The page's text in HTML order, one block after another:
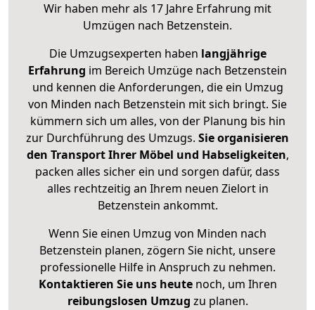
Wir haben mehr als 17 Jahre Erfahrung mit
Umzügen nach Betzenstein.
Die Umzugsexperten haben langjährige
Erfahrung im Bereich Umzüge nach Betzenstein
und kennen die Anforderungen, die ein Umzug
von Minden nach Betzenstein mit sich bringt. Sie
kümmern sich um alles, von der Planung bis hin
zur Durchführung des Umzugs. Sie organisieren
den Transport Ihrer Möbel und Habseligkeiten,
packen alles sicher ein und sorgen dafür, dass
alles rechtzeitig an Ihrem neuen Zielort in
Betzenstein ankommt.
Wenn Sie einen Umzug von Minden nach
Betzenstein planen, zögern Sie nicht, unsere
professionelle Hilfe in Anspruch zu nehmen.
Kontaktieren Sie uns heutenoch, um Ihren
reibungslosen Umzug zu planen.